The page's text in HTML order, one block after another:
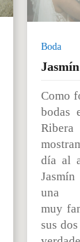
Boda
Como
bodas
día al
una
muy
sus